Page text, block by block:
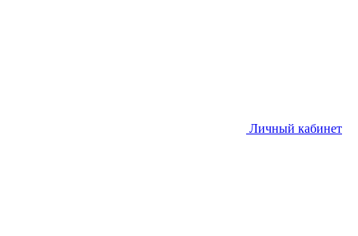
Личный кабинет